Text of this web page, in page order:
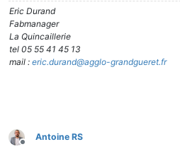
Eric Durand
Fabmanager
La Quincaillerie
tel 05 55 41 45 13
mail : eric.durand@agglo-grandgueret.fr
Hors-ligne
Antoine RS